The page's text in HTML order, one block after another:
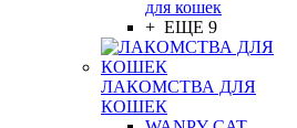
для кошек
+ ЕЩЕ 9
ЛАКОМСТВА ДЛЯ
КОШЕК